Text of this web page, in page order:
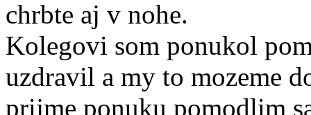
chrbte aj v nohe.
Kolegovi som ponukol
uzdravil a my to mozeme
prijme ponuku pomodlim